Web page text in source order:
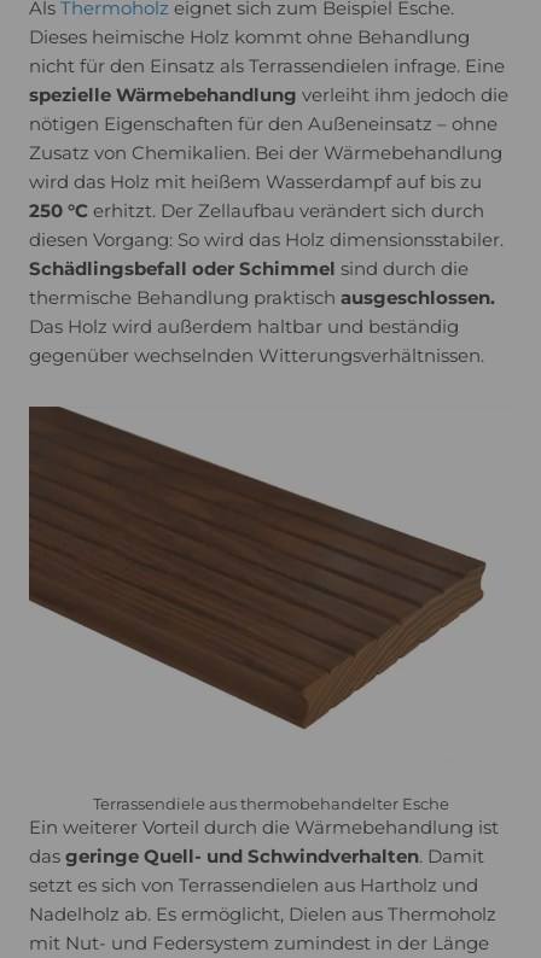
Als Thermoholz eignet sich zum Beispiel Esche.
Dieses heimische Holz kommt ohne Behandlung
nicht für den Einsatz als Terrassendielen infrage. Eine
spezielle Wärmebehandlung verleiht ihm jedoch die
nötigen Eigenschaften für den Außeneinsatz – ohne
Zusatz von Chemikalien. Bei der Wärmebehandlung
wird das Holz mit heißem Wasserdampf auf bis zu
250 °C erhitzt. Der Zellaufbau verändert sich durch
diesen Vorgang: So wird das Holz dimensionsstabiler.
Schädlingsbefall oder Schimmel sind durch die
thermische Behandlung praktisch ausgeschlossen.
Das Holz wird außerdem haltbar und beständig
gegenüber wechselnden Witterungsverhältnissen.
Terrassendiele aus thermobehandelter Esche
Ein weiterer Vorteil durch die Wärmebehandlung ist
das geringe Quell- und Schwindverhalten. Damit
setzt es sich von Terrassendielen aus Hartholz und
Nadelholz ab. Es ermöglicht, Dielen aus Thermoholz
mit Nut- und Federsystem zumindest in der Länge